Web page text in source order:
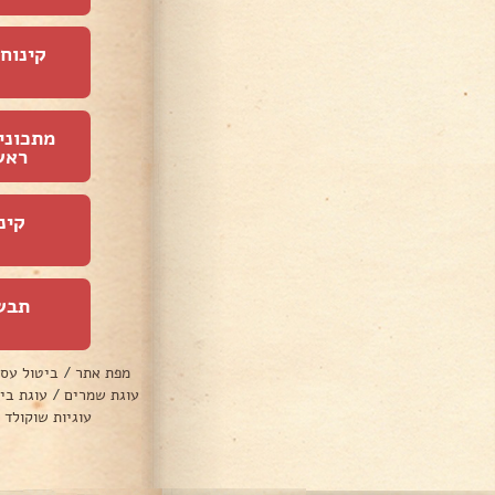
מפת אתר / ביטול
עוגת שמרים / עוגת
עוגיות